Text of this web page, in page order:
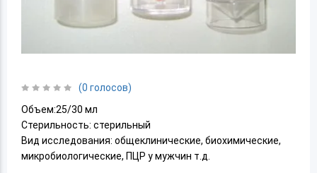
(0 голосов)
Объем:25/30 мл
Стерильность: стерильный
Вид исследования: общеклинические, биохимические,
микробиологические, ПЦР у мужчин т.д.